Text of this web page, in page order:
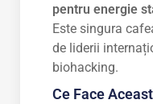
pentru energie
Este singura
de liderii
biohacking.
Ce Face